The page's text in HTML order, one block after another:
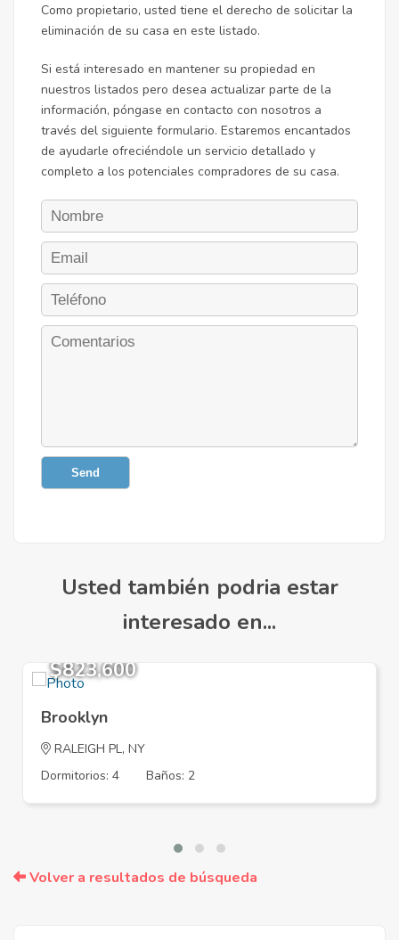
Como propietario, usted tiene el derecho de solicitar la
eliminación de su casa en este listado.
Si está interesado en mantener su propiedad en
nuestros listados pero desea actualizar parte de la
información, póngase en contacto con nosotros a
través del siguiente formulario. Estaremos encantados
de ayudarle ofreciéndole un servicio detallado y
completo a los potenciales compradores de su casa.
Send
Usted también podria estar
interesado en...
$823,600
Brooklyn
RALEIGH PL, NY
Dormitorios: 4
Baños: 2
Volver a resultados de búsqueda